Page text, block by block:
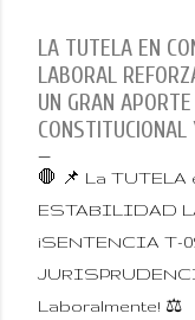
LA TUTELA EN
LABORAL
UN GRAN
🛑 📌 La
ESTABILIDAD
¡SENTENCIA T-
Laboralmente! ⚖️